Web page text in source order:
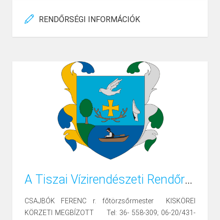
RENDŐRSÉGI INFORMÁCIÓK
A Tiszai Vízirendészeti Rendőrkapitányság Vízirendészeti Rendőrőrs Kisköre, körzeti megbízotti szolgálatot ellátók neve, elérhetősége, illetve fogadó óráinak helye és időpontjai.
CSAJBÓK FERENC r. főtörzsőrmester KISKÖREI
KÖRZETI MEGBÍZOTT Tel: 36- 558-309; 06-20/431-